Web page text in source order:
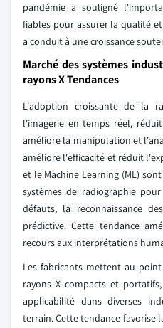
pandémie a souligné
fiables pour assurer la qualité
a conduit à une croissance
Marché des systèmes
rayons X Tendances
L'adoption croissante de la
l'imagerie en temps réel,
améliore la manipulation et
améliore l'efficacité et réduit
et le Machine Learning (ML)
systèmes de radiographie
défauts, la reconnaissance
prédictive. Cette tendance
recours aux interprétations
Les fabricants mettent au
rayons X compacts et
applicabilité dans diverses
terrain. Cette tendance favorise